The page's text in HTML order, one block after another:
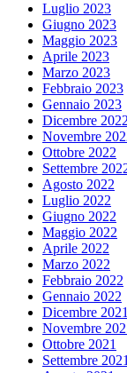
Luglio 2023
Giugno 2023
Maggio 2023
Aprile 2023
Marzo 2023
Febbraio 2023
Gennaio 2023
Dicembre 2022
Novembre
Ottobre 2022
Settembre
Agosto 2022
Luglio 2022
Giugno 2022
Maggio 2022
Aprile 2022
Marzo 2022
Febbraio 2022
Gennaio 2022
Dicembre 2021
Novembre
Ottobre 2021
Settembre 2021